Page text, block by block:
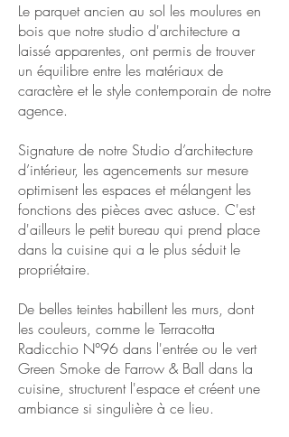
Le parquet ancien au sol les moulures en
bois que notre studio d'architecture a
laissé apparentes, ont permis de trouver
un équilibre entre les matériaux de
caractère et le style contemporain de notre
agence.
Signature de notre Studio d’architecture
d’intérieur, les agencements sur mesure
optimisent les espaces et mélangent les
fonctions des pièces avec astuce. C'est
d'ailleurs le petit bureau qui prend place
dans la cuisine qui a le plus séduit le
propriétaire.
De belles teintes habillent les murs, dont
les couleurs, comme le Terracotta
Radicchio N°96 dans l'entrée ou le vert
Green Smoke de Farrow & Ball dans la
cuisine, structurent l'espace et créent une
ambiance si singulière à ce lieu.